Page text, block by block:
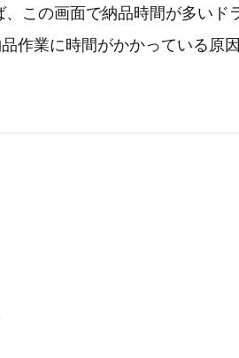
この画面で納品時間が多いド
作業に時間がかかっている原